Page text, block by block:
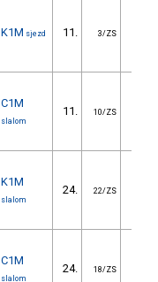
K1M sjezd 11. 3/ZS
C1M
slalom
11. 10/ZS
K1M
slalom
24. 22/ZS
C1M
slalom
24. 18/ZS